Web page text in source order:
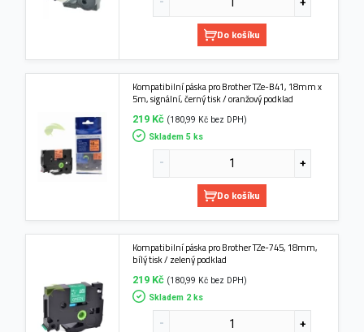
Do košíku
Kompatibilní páska pro Brother TZe-B41, 18mm x
5m, signální, černý tisk / oranžový podklad
219 Kč (180,99 Kč bez DPH)
Skladem 5 ks
Do košíku
Kompatibilní páska pro Brother TZe-745, 18mm,
bílý tisk / zelený podklad
219 Kč (180,99 Kč bez DPH)
Skladem 2 ks